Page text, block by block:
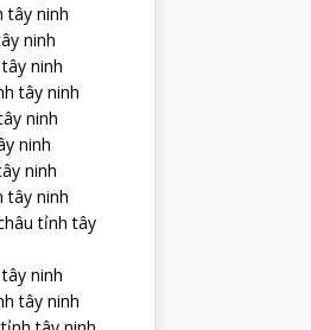
tây ninh
ninh
ninh
tây ninh
ninh
ninh
ninh
tây ninh
tỉnh tây
ninh
tây ninh